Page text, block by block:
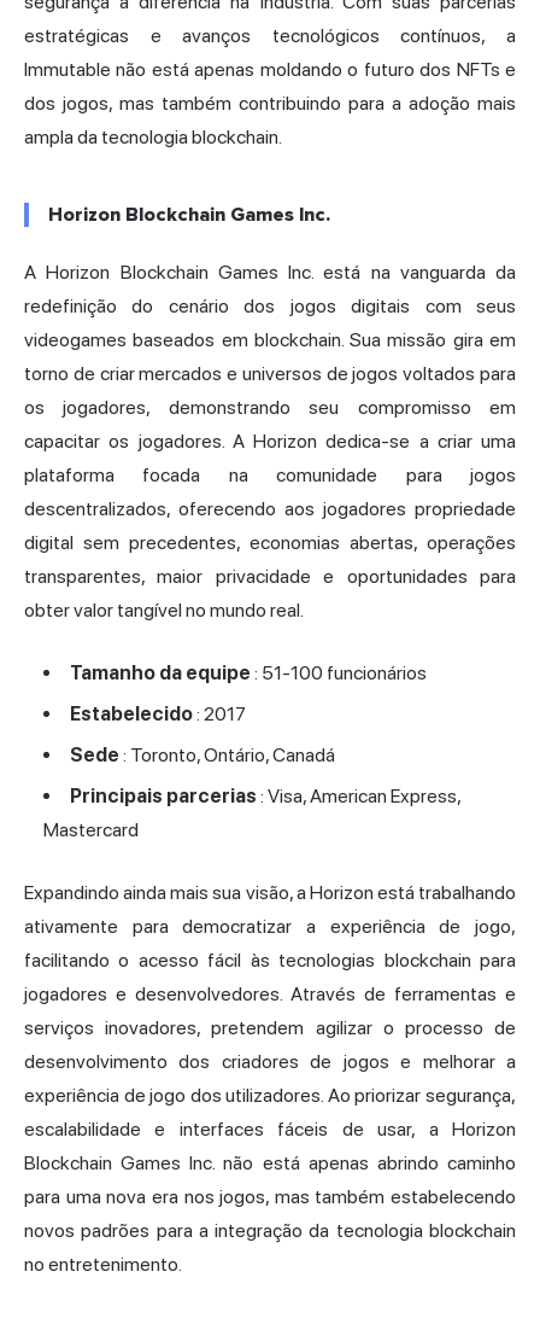
estratégicas e avanços tecnológicos contínuos, a
Immutable não está apenas moldando o futuro dos NFTs e
dos jogos, mas também contribuindo para a adoção mais
ampla da tecnologia blockchain.
Horizon Blockchain Games Inc.
A Horizon Blockchain Games Inc. está na vanguarda da
redefinição do cenário dos jogos digitais com seus
videogames baseados em blockchain. Sua missão gira em
torno de criar mercados e universos de jogos voltados para
os jogadores, demonstrando seu compromisso em
capacitar os jogadores. A Horizon dedica-se a criar uma
plataforma focada na comunidade para jogos
descentralizados, oferecendo aos jogadores propriedade
digital sem precedentes, economias abertas, operações
transparentes, maior privacidade e oportunidades para
obter valor tangível no mundo real.
Tamanho da equipe : 51-100 funcionários
Estabelecido: 2017
Sede : Toronto, Ontário, Canadá
Principais parcerias : Visa, American Express,
Mastercard
Expandindo ainda mais sua visão, a Horizon está trabalhando
ativamente para democratizar a experiência de jogo,
facilitando o acesso fácil às tecnologias blockchain para
jogadores e desenvolvedores. Através de ferramentas e
serviços inovadores, pretendem agilizar o processo de
desenvolvimento dos criadores de jogos e melhorar a
experiência de jogo dos utilizadores. Ao priorizar segurança,
escalabilidade e interfaces fáceis de usar, a Horizon
Blockchain Games Inc. não está apenas abrindo caminho
para uma nova era nos jogos, mas também estabelecendo
novos padrões para a integração da tecnologia blockchain
no entretenimento.